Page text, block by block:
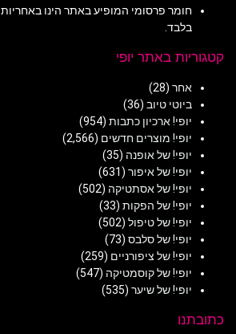
חומר פרסומי המופיע באתר הינו
בלבד.
קטגוריות באתר יופי
אחר (28)
ביוטי טיוב (36)
יופי! ארכיון כתבות (954)
יופי! מוצרים חדשים (2,566)
יופי! של אופנה (35)
יופי! של איפור (631)
יופי! של אסתטיקה (502)
יופי! של הפקות (33)
יופי! של טיפול (502)
יופי! של סלבס (73)
יופי! של ציפורניים (259)
יופי! של קוסמטיקה (547)
יופי! של שיער (535)
כתובתנו